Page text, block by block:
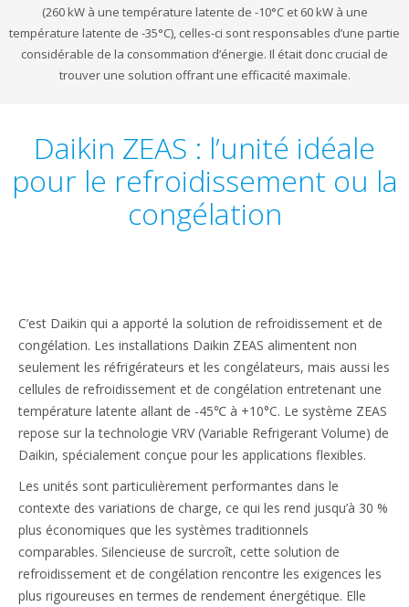
(260 kW à une température latente de -10°C et 60 kW à une
température latente de -35°C), celles-ci sont responsables d’une partie
considérable de la consommation d’énergie. Il était donc crucial de
trouver une solution offrant une efficacité maximale.
Daikin ZEAS : l’unité idéale
pour le refroidissement ou la
congélation
C’est Daikin qui a apporté la solution de refroidissement et de
congélation. Les installations Daikin ZEAS alimentent non
seulement les réfrigérateurs et les congélateurs, mais aussi les
cellules de refroidissement et de congélation entretenant une
température latente allant de -45℃ à +10°C. Le système ZEAS
repose sur la technologie VRV (Variable Refrigerant Volume) de
Daikin, spécialement conçue pour les applications flexibles.
Les unités sont particulièrement performantes dans le
contexte des variations de charge, ce qui les rend jusqu’à 30 %
plus économiques que les systèmes traditionnels
comparables. Silencieuse de surcroît, cette solution de
refroidissement et de congélation rencontre les exigences les
plus rigoureuses en termes de rendement énergétique. Elle